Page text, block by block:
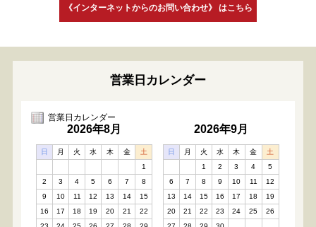
《インターネットからのお問い合わせ》 はこちら
営業日カレンダー
営業日カレンダー
2026年8月
日 月 火 水 木 金
土
1
2
3 4 5 6 7
8
9
10 11 12 13 14
15
16
17 18 19 20 21
22
2026年9月
日 月 火 水 木 金
土
1
2 3 4
5
6
7 8 9 10 11
12
13
14 15 16 17 18
19
20
21 22 23 24 25
26